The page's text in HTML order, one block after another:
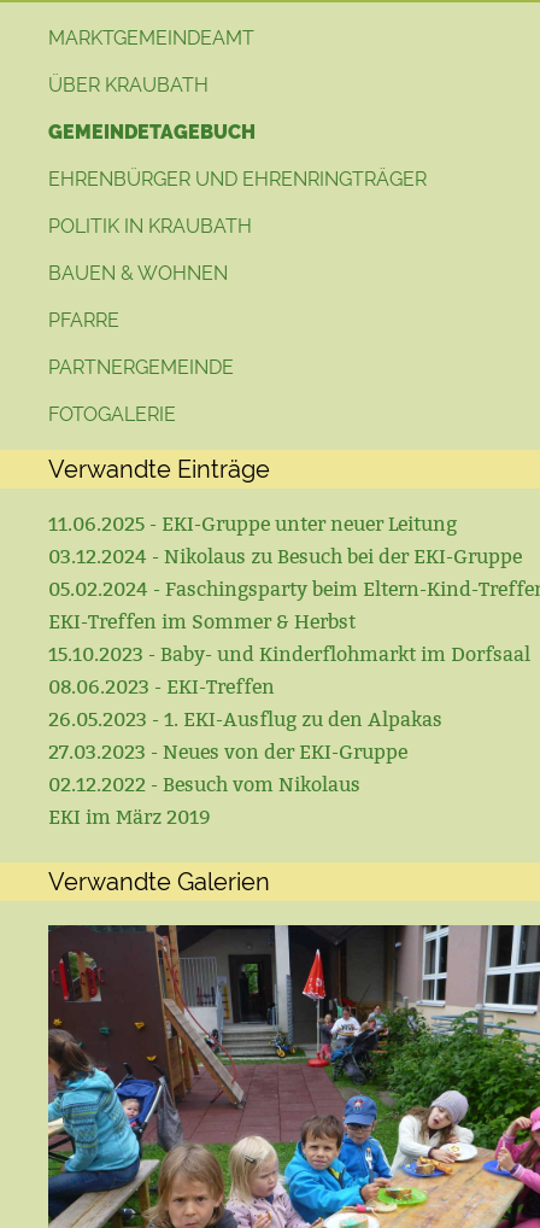
MARKTGEMEINDEAMT
ÜBER KRAUBATH
GEMEINDETAGEBUCH
EHRENBÜRGER UND EHRENRINGTRÄGER
POLITIK IN KRAUBATH
BAUEN & WOHNEN
PFARRE
PARTNERGEMEINDE
FOTOGALERIE
Verwandte Einträge
11.06.2025 - EKI-Gruppe unter neuer Leitung
03.12.2024 - Nikolaus zu Besuch bei der EKI-Gruppe
05.02.2024 - Faschingsparty beim Eltern-Kind-
EKI-Treffen im Sommer & Herbst
15.10.2023 - Baby- und Kinderflohmarkt im Dorfsaal
08.06.2023 - EKI-Treffen
26.05.2023 - 1. EKI-Ausflug zu den Alpakas
27.03.2023 - Neues von der EKI-Gruppe
02.12.2022 - Besuch vom Nikolaus
EKI im März 2019
Verwandte Galerien